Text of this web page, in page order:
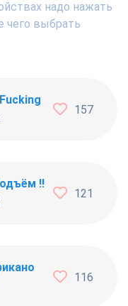
надо нажать
чего выбрать
Newbie
157
!!!
121
116